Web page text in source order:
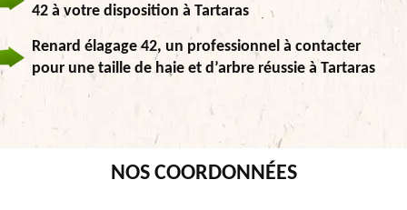
42 à votre disposition à Tartaras
Renard élagage 42, un professionnel à contacter
pour une taille de haie et d’arbre réussie à Tartaras
NOS COORDONNÉES